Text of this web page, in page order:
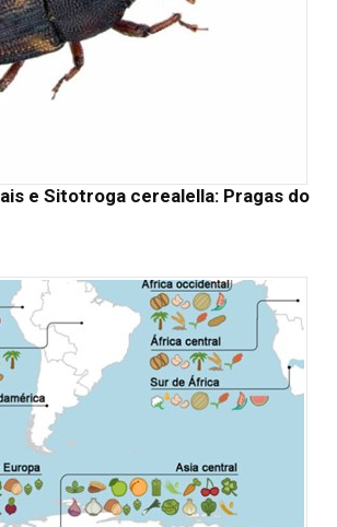
e Sitotroga cerealella: Pragas do